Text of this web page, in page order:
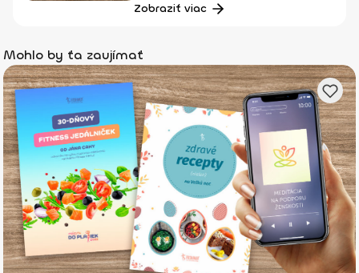
Zobraziť viac
Mohlo by ťa zaujímať